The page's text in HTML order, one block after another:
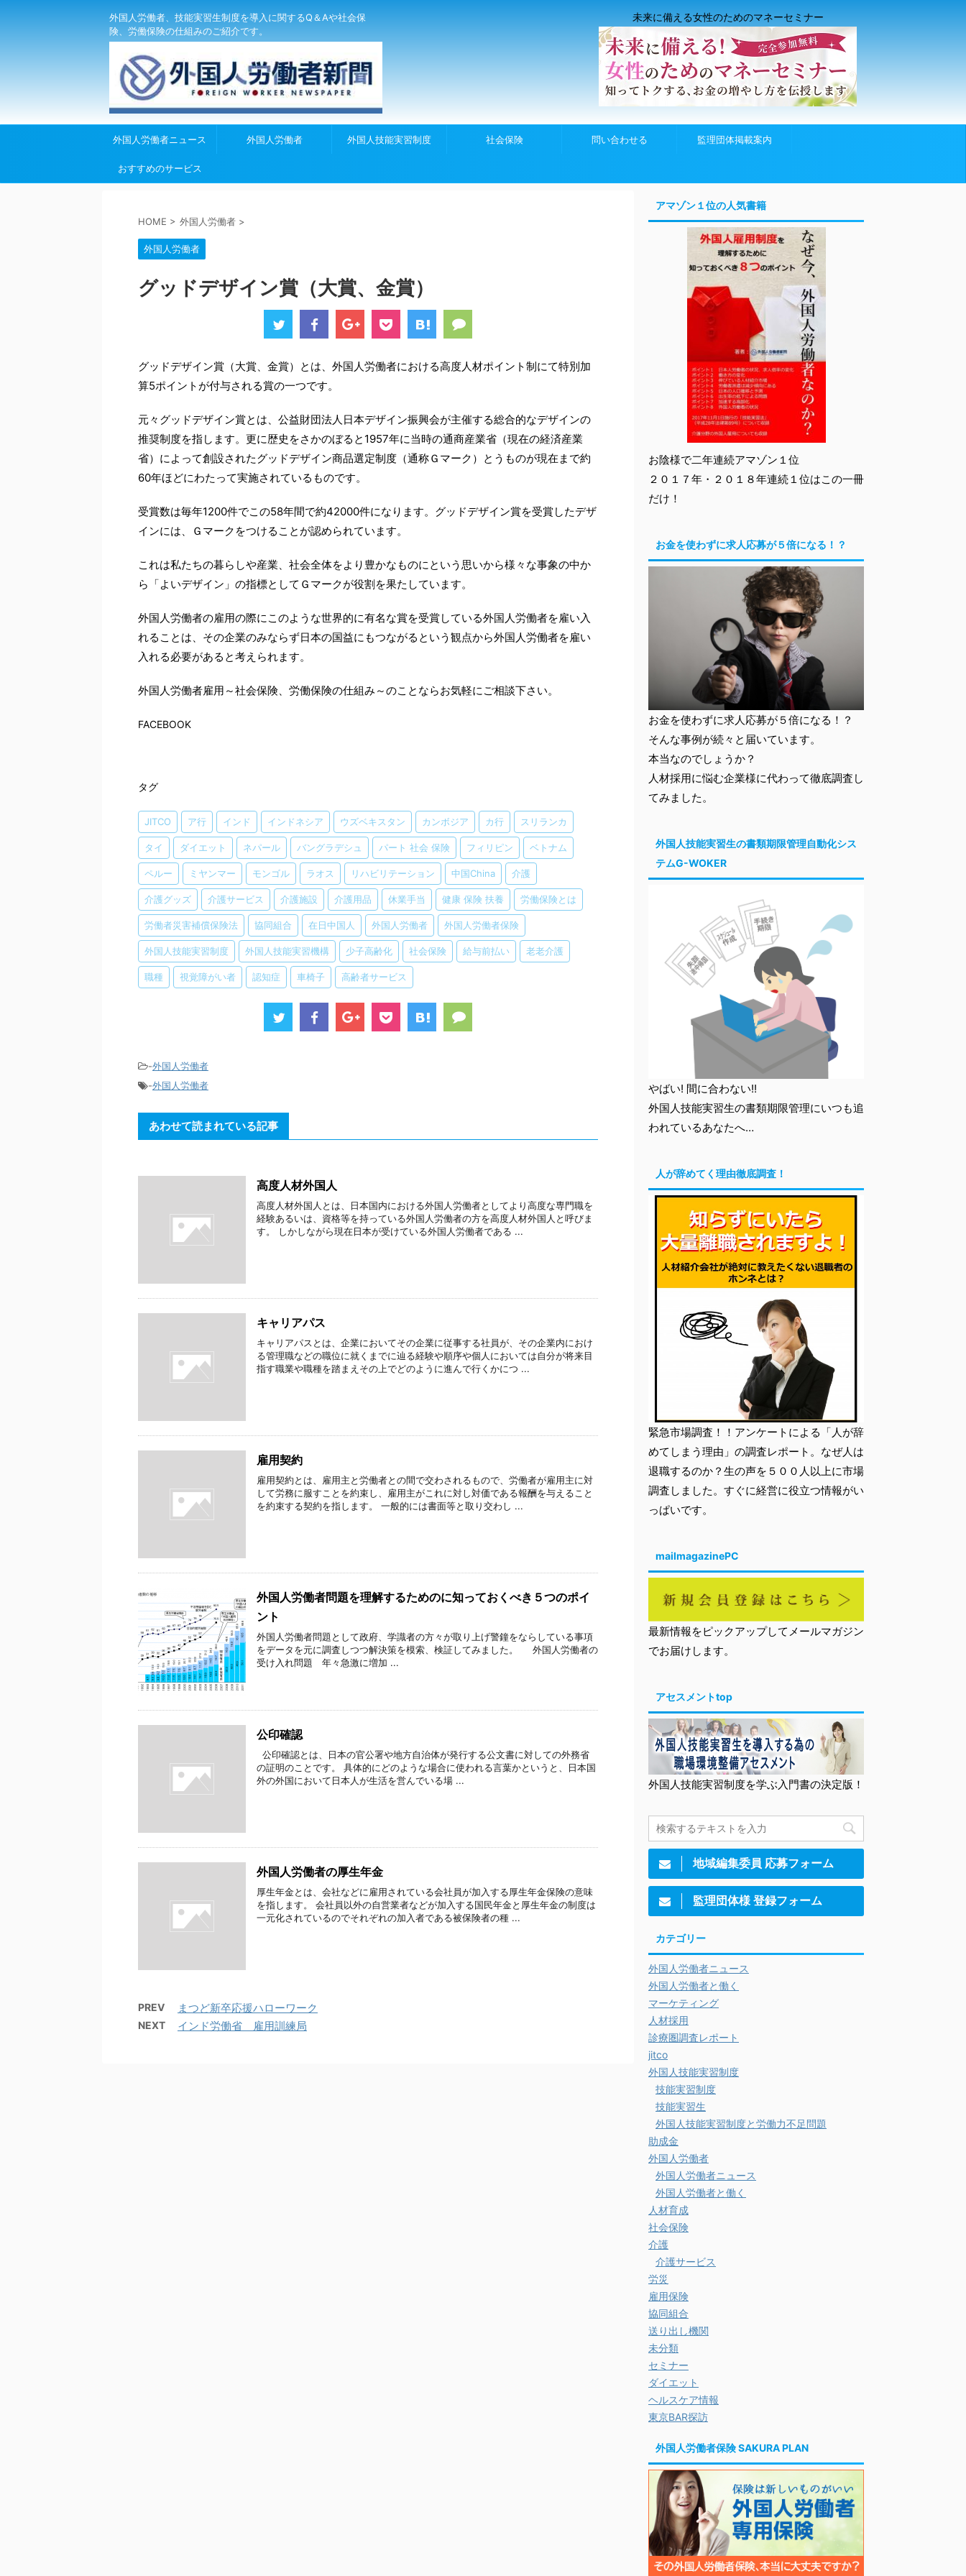
外国人労働者、技能実習生制度を導入に関するQ＆Aや社会保
険、労働保険の仕組みのご紹介です。
未来に備える女性のためのマネーセミナー
外国人労働者ニュース 外国人労働者 外国人技能実習制度 社会保険 問い合わせる 監理団体掲載案内
おすすめのサービス
HOME > 外国人労働者 >
外国人労働者
グッドデザイン賞（大賞、金賞）
グッドデザイン賞（大賞、金賞）とは、外国人労働者における高度人材ポイント制にて特別加
算5ポイントが付与される賞の一つです。
元々グッドデザイン賞とは、公益財団法人日本デザイン振興会が主催する総合的なデザインの
推奨制度を指します。更に歴史をさかのぼると1957年に当時の通商産業省（現在の経済産業
省）によって創設されたグッドデザイン商品選定制度（通称Ｇマーク）とうものが現在まで約
60年ほどにわたって実施されているものです。
受賞数は毎年1200件でこの58年間で約42000件になります。グッドデザイン賞を受賞したデザ
インには、Ｇマークをつけることが認められています。
これは私たちの暮らしや産業、社会全体をより豊かなものにという思いから様々な事象の中か
ら「よいデザイン」の指標としてＧマークが役割を果たしています。
外国人労働者の雇用の際にこのような世界的に有名な賞を受賞している外国人労働者を雇い入
れることは、その企業のみならず日本の国益にもつながるという観点から外国人労働者を雇い
入れる必要があると考えられます。
外国人労働者雇用～社会保険、労働保険の仕組み～のことならお気軽にご相談下さい。
FACEBOOK
タグ
JITCO ア行 インド インドネシア ウズベキスタン カンボジア カ行 スリランカ
タイ ダイエット ネパール バングラデシュ パート 社会 保険 フィリピン ベトナム
ペルー ミヤンマー モンゴル ラオス リハビリテーション 中国China 介護
介護グッズ 介護サービス 介護施設 介護用品 休業手当 健康 保険 扶養 労働保険とは
労働者災害補償保険法 協同組合 在日中国人 外国人労働者 外国人労働者保険
外国人技能実習制度 外国人技能実習機構 少子高齢化 社会保険 給与前払い 老老介護
職種 視覚障がい者 認知症 車椅子 高齢者サービス
-外国人労働者
-外国人労働者
あわせて読まれている記事
高度人材外国人
高度人材外国人とは、日本国内における外国人労働者としてより高度な専門職を
経験あるいは、資格等を持っている外国人労働者の方を高度人材外国人と呼びま
す。 しかしながら現在日本が受けている外国人労働者である ...
キャリアパス
キャリアパスとは、企業においてその企業に従事する社員が、その企業内におけ
る管理職などの職位に就くまでに辿る経験や順序や個人においては自分が将来目
指す職業や職種を踏まえその上でどのように進んで行くかにつ ...
雇用契約
雇用契約とは、雇用主と労働者との間で交わされるもので、労働者が雇用主に対
して労務に服すことを約束し、雇用主がこれに対し対価である報酬を与えること
を約束する契約を指します。 一般的には書面等と取り交わし ...
外国人労働者問題を理解するためのに知っておくべき５つのポイ
ント
外国人労働者問題として政府、学識者の方々が取り上げ警鐘をならしている事項
をデータを元に調査しつつ解決策を模索、検証してみました。 外国人労働者の
受け入れ問題 年々急激に増加 ...
公印確認
公印確認とは、日本の官公署や地方自治体が発行する公文書に対しての外務省
の証明のことです。 具体的にどのような場合に使われる言葉かというと、日本国
外の外国において日本人が生活を営んでいる場 ...
外国人労働者の厚生年金
厚生年金とは、会社などに雇用されている会社員が加入する厚生年金保険の意味
を指します。 会社員以外の自営業者などが加入する国民年金と厚生年金の制度は
一元化されているのでそれぞれの加入者である被保険者の種 ...
PREV まつど新卒応援ハローワーク
NEXT インド労働省 雇用訓練局
アマゾン１位の人気書籍
お陰様で二年連続アマゾン１位
２０１７年・２０１８年連続１位はこの一冊
だけ！
お金を使わずに求人応募が５倍になる！？
お金を使わずに求人応募が５倍になる！？
そんな事例が続々と届いています。
本当なのでしょうか？
人材採用に悩む企業様に代わって徹底調査し
てみました。
外国人技能実習生の書類期限管理自動化シス
テムG-WOKER
やばい! 間に合わない!!
外国人技能実習生の書類期限管理にいつも追
われているあなたへ…
人が辞めてく理由徹底調査！
緊急市場調査！！アンケートによる「人が辞
めてしまう理由」の調査レポート。なぜ人は
退職するのか？生の声を５００人以上に市場
調査しました。すぐに経営に役立つ情報がい
っぱいです。
mailmagazinePC
最新情報をピックアップしてメールマガジン
でお届けします。
アセスメントtop
外国人技能実習制度を学ぶ入門書の決定版！
地域編集委員 応募フォーム
監理団体様 登録フォーム
カテゴリー
外国人労働者ニュース
外国人労働者と働く
マーケティング
人材採用
診療圏調査レポート
jitco
外国人技能実習制度
技能実習制度
技能実習生
外国人技能実習制度と労働力不足問題
助成金
外国人労働者
外国人労働者ニュース
外国人労働者と働く
人材育成
社会保険
介護
介護サービス
労災
雇用保険
協同組合
送り出し機関
未分類
セミナー
ダイエット
ヘルスケア情報
東京BAR探訪
外国人労働者保険 SAKURA PLAN